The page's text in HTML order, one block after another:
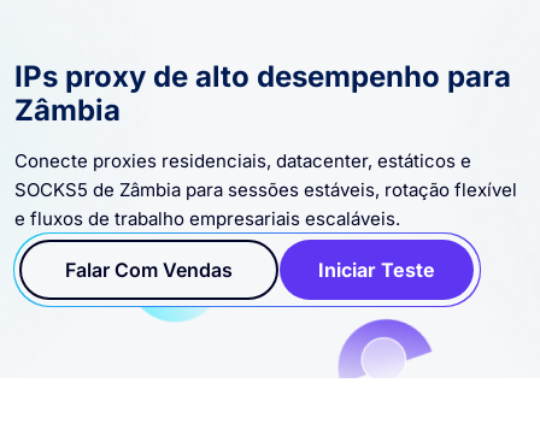
IPs proxy de alto desempenho para
Zâmbia
Conecte proxies residenciais, datacenter, estáticos e
SOCKS5 de Zâmbia para sessões estáveis, rotação flexível
e fluxos de trabalho empresariais escaláveis.
Falar Com Vendas Iniciar Teste